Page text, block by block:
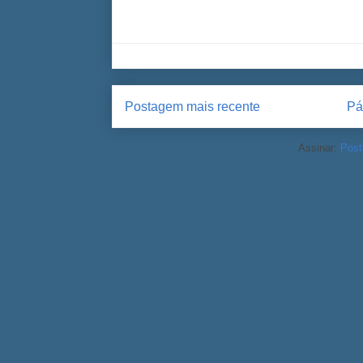
Postagem mais recente
Assinar: